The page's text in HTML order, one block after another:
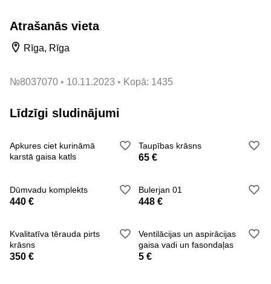
Ražots: Polija.
Nominālā jauda: 5 kW.
Masimālā telpas apsildes jauda: 7 kW.
Dūmvada diametrs: 120 mm.
Veikals - Rīga, Matīsa iela 64.
2-3 мм.
Внутри печка выложена шамотным кирпичом.
Atrašanās vieta
Rīga, Rīga
№8037070 10.11.2023 Kopā: 1435
Līdzīgi sludinājumi
Apkures ciet kurināmā
karstā gaisa katls
Taupības krāsns
65 €
Dūmvadu komplekts
440 €
Bulerjan 01
448 €
Kvalitatīva tērauda pirts
krāsns
350 €
Ventilācijas un aspirācijas
gaisa vadi un fasondaļas
5 €